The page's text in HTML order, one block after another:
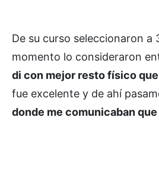
De su curso seleccionaron
momento lo consideraron
di con mejor resto físico
fue excelente y de ahí
donde me comunicaban